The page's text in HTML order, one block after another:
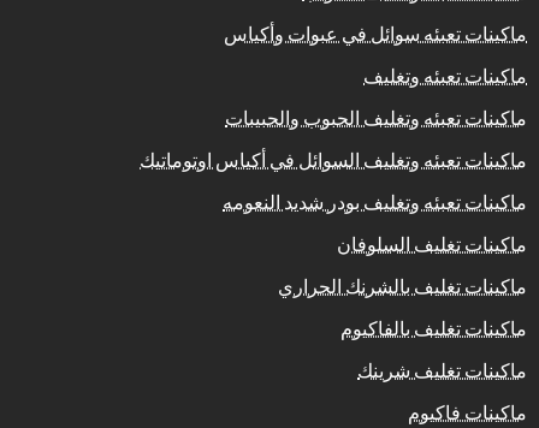
ماكينات تعبئه سوائل في عبوات وأكياس
ماكينات تعبئه وتغليف
ماكينات تعبئه وتغليف الحبوب والحبيبات
ماكينات تعبئه وتغليف السوائل في أكياس اوتوماتيك
ماكينات تعبئه وتغليف بودر شديد النعومه
ماكينات تغليف السلوفان
ماكينات تغليف بالشرنك الحراري
ماكينات تغليف بالفاكيوم
ماكينات تغليف شرينك
ماكينات فاكيوم